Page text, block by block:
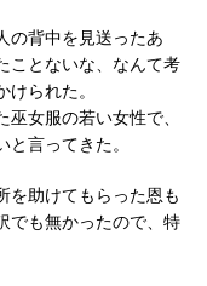
の背中を見送ったあ
ことないな、なんて考
られた。
女服の若い女性で、
言ってきた。
を助けてもらった恩も
でも無かったので、特